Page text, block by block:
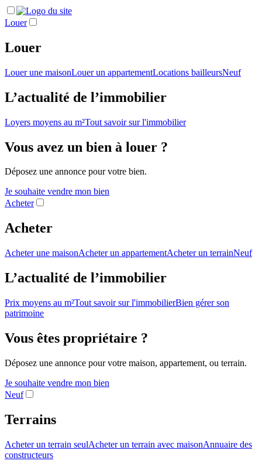
Louer
Louer
Louer une maisonLouer un appartementLocations bailleursNeuf
L’actualité de l’immobilier
Loyers moyens au m²Tout savoir sur l'immobilier
Vous avez un bien à louer ?
Déposez une annonce pour votre bien.
Je souhaite vendre mon bien
Acheter
Acheter
Acheter une maisonAcheter un appartementAcheter un terrainNeuf
L’actualité de l’immobilier
Prix moyens au m²Tout savoir sur l'immobilierBien gérer son
patrimoine
Vous êtes propriétaire ?
Déposez une annonce pour votre maison, appartement, ou terrain.
Je souhaite vendre mon bien
Neuf
Terrains
Acheter un terrain seulAcheter un terrain avec maisonAnnuaire des
constructeurs